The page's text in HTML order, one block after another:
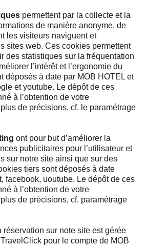
permettent par la collecte et la
de manière anonyme, de
les visiteurs naviguent et
sites web. Ces cookies permettent
des statistiques sur la fréquentation
l’intérêt et l’ergonomie du
déposés à date par MOB HOTEL et
et youtube. Le dépôt de ces
à l’obtention de votre
de précisions, cf. le paramétrage
ont pour but d’améliorer la
publicitaires pour l’utilisateur et
sur notre site ainsi que sur des
tiers sont déposés à date
facebook, uoutube. Le dépôt de ces
à l’obtention de votre
de précisions, cf. paramétrage
réservation sur note site est gérée
pour le compte de MOB